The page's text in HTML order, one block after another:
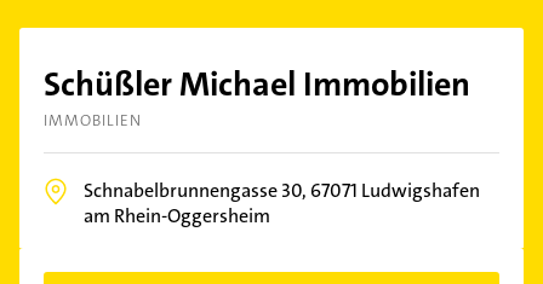
Schüßler Michael Immobilien
IMMOBILIEN
Schnabelbrunnengasse 30, 67071 Ludwigshafen
am Rhein-Oggersheim